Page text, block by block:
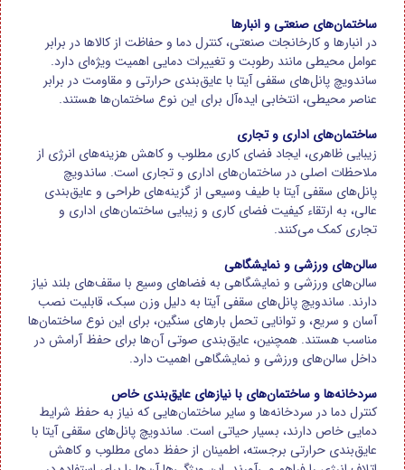
ساختمان‌های صنعتی و انبارها
در انبارها و کارخانجات صنعتی، کنترل دما و حفاظت از کالاها در برابر
عوامل محیطی مانند رطوبت و تغییرات دمایی اهمیت ویژه‌ای دارد.
ساندویچ پانل‌های سقفی آیتا با عایق‌بندی حرارتی و مقاومت در برابر
عناصر محیطی، انتخابی ایده‌آل برای این نوع ساختمان‌ها هستند.
ساختمان‌های اداری و تجاری
زیبایی ظاهری، ایجاد فضای کاری مطلوب و کاهش هزینه‌های انرژی از
ملاحظات اصلی در ساختمان‌های اداری و تجاری است. ساندویچ
پانل‌های سقفی آیتا با طیف وسیعی از گزینه‌های طراحی و عایق‌بندی
عالی، به ارتقاء کیفیت فضای کاری و زیبایی ساختمان‌های اداری و
تجاری کمک می‌کنند.
سالن‌های ورزشی و نمایشگاهی
سالن‌های ورزشی و نمایشگاهی به فضاهای وسیع با سقف‌های بلند نیاز
دارند. ساندویچ پانل‌های سقفی آیتا به دلیل وزن سبک، قابلیت نصب
آسان و سریع، و توانایی تحمل بارهای سنگین، برای این نوع ساختمان‌ها
مناسب هستند. همچنین، عایق‌بندی صوتی آن‌ها برای حفظ آرامش در
داخل سالن‌های ورزشی و نمایشگاهی اهمیت دارد.
سردخانه‌ها و ساختمان‌های با نیازهای عایق‌بندی خاص
کنترل دما در سردخانه‌ها و سایر ساختمان‌هایی که نیاز به حفظ شرایط
دمایی خاص دارند، بسیار حیاتی است. ساندویچ پانل‌های سقفی آیتا با
عایق‌بندی حرارتی برجسته، اطمینان از حفظ دمای مطلوب و کاهش